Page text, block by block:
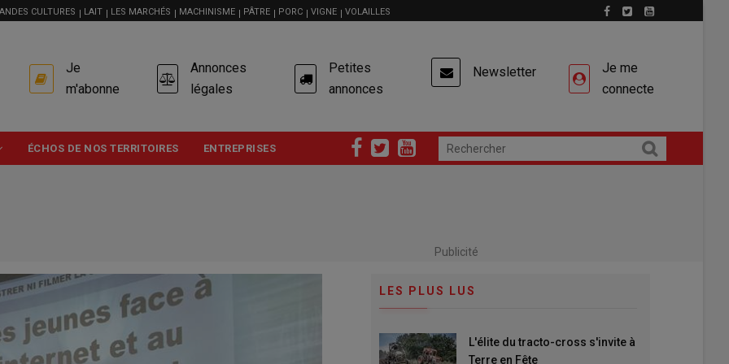
CULTURES LAIT LES MARCHÉS MACHINISME PÂTRE PORC VIGNE VOLAILLES
USER
ACCOUNT
MENU
Je
m'abonne
Annonces
légales
Petites
annonces
Newsletter
Je me
connecte
ÉCHOS DE NOS TERRITOIRES ENTREPRISES
Publicité
LES PLUS LUS
L'élite du tracto-cross s'invite à
Terre en Fête